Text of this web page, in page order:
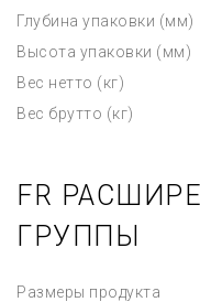
Глубина упаковки (мм)
Высота упаковки (мм)
Вес нетто (кг)
Вес брутто (кг)
FR
ГРУППЫ
Размеры продукта